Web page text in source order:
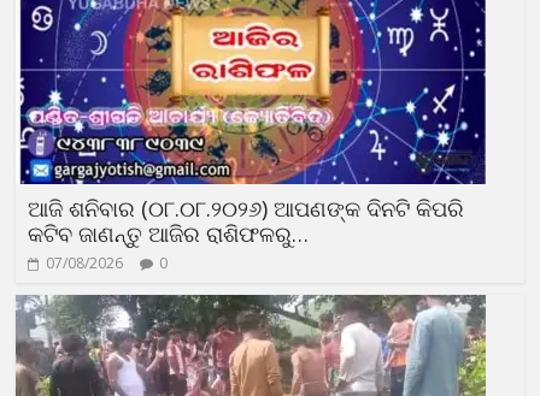
ଆଜି ଶନିବାର (୦୮.୦୮.୨୦୨୬) ଆପଣଙ୍କ ଦିନଟି କିପରି
କଟିବ ଜାଣନ୍ତୁ ଆଜିର ରାଶିଫଳରୁ…
07/08/2026 0